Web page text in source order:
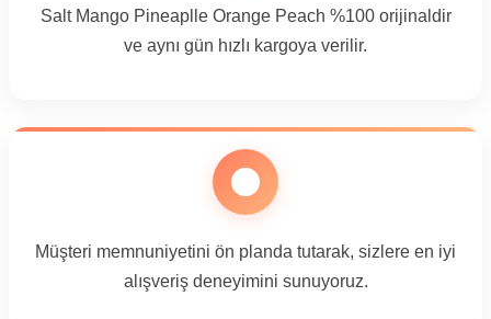
Salt Mango Pineaplle Orange Peach %100 orijinaldir
ve aynı gün hızlı kargoya verilir.
Müşteri memnuniyetini ön planda tutarak, sizlere en iyi
alışveriş deneyimini sunuyoruz.